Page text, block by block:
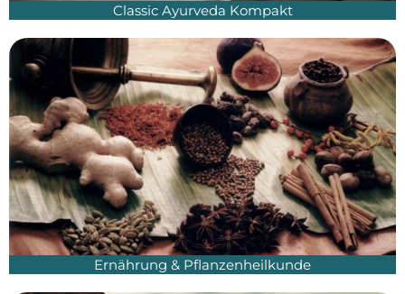
Classic Ayurveda Kompakt
Ernährung & Pflanzenheilkunde